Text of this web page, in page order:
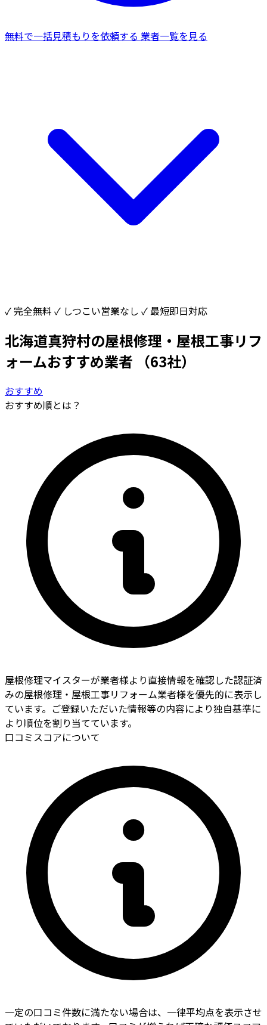
無料で一括見積もりを依頼する 業者一覧を見る
✓ 完全無料 ✓ しつこい営業なし ✓ 最短即日対応
北海道真狩村の屋根修理・屋根工事リフ
ォームおすすめ業者
（63社）
おすすめ
おすすめ順とは？
屋根修理マイスターが業者様より直接情報を確認した認証済
みの屋根修理・屋根工事リフォーム業者様を優先的に表示し
ています。ご登録いただいた情報等の内容により独自基準に
より順位を割り当てています。
口コミスコアについて
一定の口コミ件数に満たない場合は、一律平均点を表示させ